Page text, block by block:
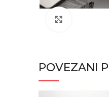
POVEZANI